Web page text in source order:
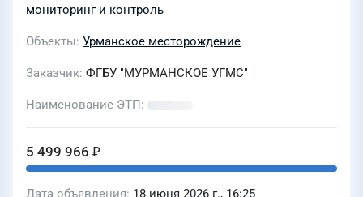
мониторинг и контроль
Объекты Урманское месторождение
Заказчик ФГБУ "МУРМАНСКОЕ УГМС"
Наименование ЭТП
5 499 966 ₽
Дата объявления 18 июня 2026 г., 16:25